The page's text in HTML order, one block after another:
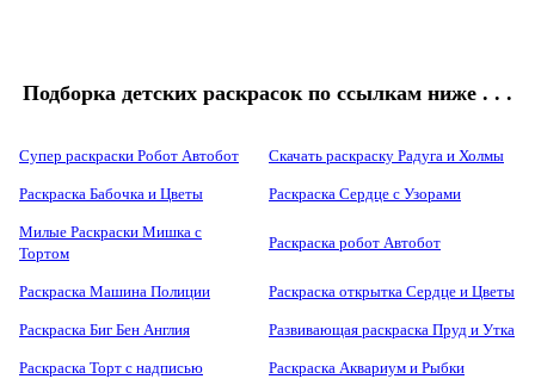
Подборка детских раскрасок по ссылкам ниже . . .
Супер раскраски Робот Автобот Скачать раскраску Радуга и Холмы
Раскраска Бабочка и Цветы Раскраска Сердце с Узорами
Милые Раскраски Мишка с
Тортом
Раскраска робот Автобот
Раскраска Машина Полиции Раскраска открытка Сердце и Цветы
Раскраска Биг Бен Англия Развивающая раскраска Пруд и Утка
Раскраска Торт с надписью Раскраска Аквариум и Рыбки